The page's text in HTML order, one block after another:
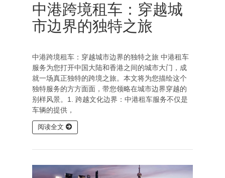
中港跨境租车：穿越城
市边界的独特之旅
中港跨境租车：穿越城市边界的独特之旅 中港租车
服务为您打开中国大陆和香港之间的城市大门，成
就一场真正独特的跨境之旅。本文将为您描绘这个
独特服务的方方面面，带您领略在城市边界穿越的
别样风景。1. 跨越文化边界：中港租车服务不仅是
车辆的提供，
阅读全文